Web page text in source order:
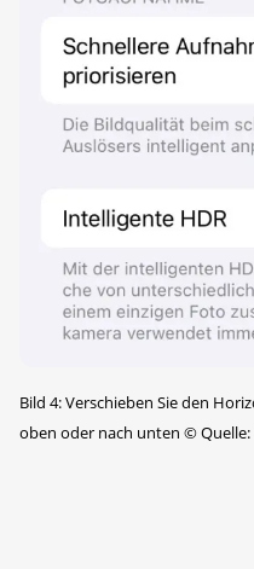
Bild 4: Verschieben Sie den
oben oder nach unten ©